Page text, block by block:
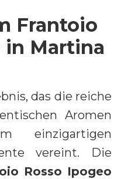
Frantoio
in Martina
das die reiche
Aromen
einzigartigen
vereint. Die
Rosso Ipogeo